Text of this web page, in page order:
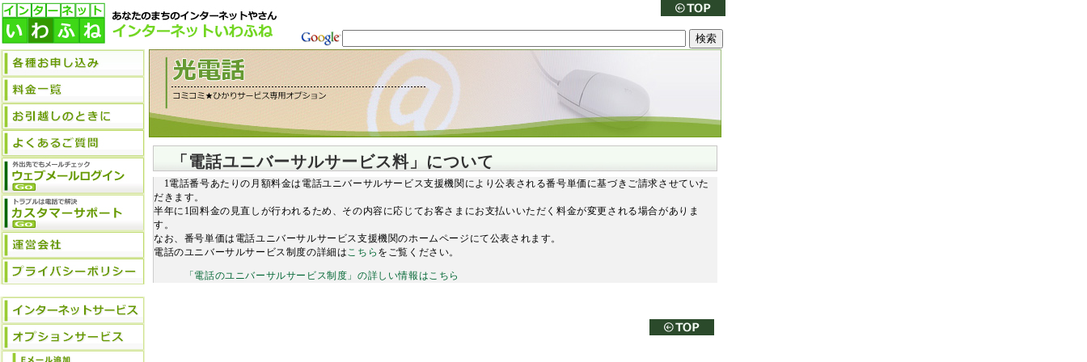
「電話ユニバーサルサービス料」について
1電話番号あたりの月額料金は電話ユニバーサルサービス支援機関により公表される番号単価に基づきご請求させていた
だきます。
半年に1回料金の見直しが行われるため、その内容に応じてお客さまにお支払いいただく料金が変更される場合がありま
す。
なお、番号単価は電話ユニバーサルサービス支援機関のホームページにて公表されます。
電話のユニバーサルサービス制度の詳細はこちら をご覧ください。
「電話のユニバーサルサービス制度」の詳しい情報はこちら